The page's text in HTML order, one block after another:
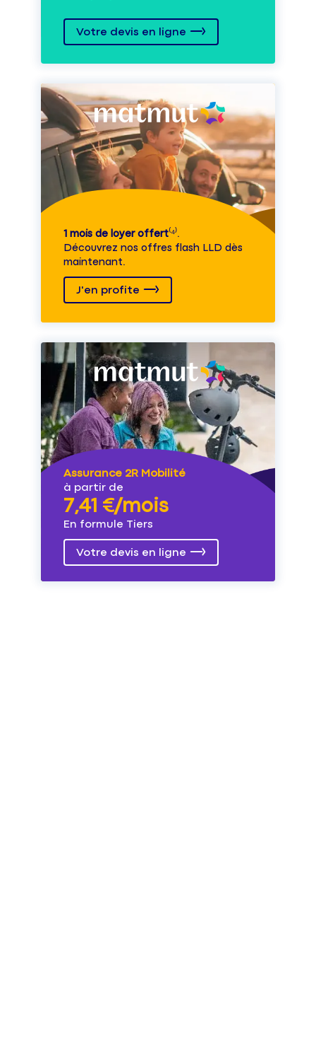
Votre devis en ligne
1 mois de loyer offert⁽⁴⁾.
Découvrez nos offres flash LLD dès
maintenant.
J'en profite
Assurance 2R Mobilité
à partir de
7,41 €/mois
En formule Tiers
Votre devis en ligne